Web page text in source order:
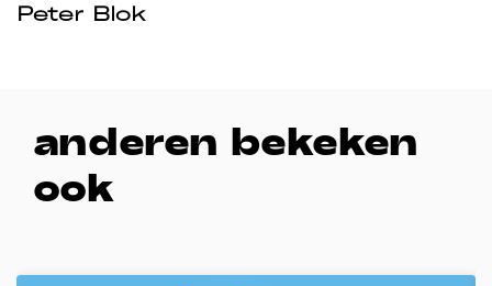
Peter Blok
anderen bekeken
ook